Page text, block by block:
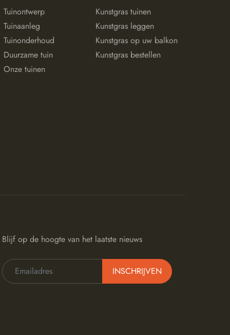
Tuinontwerp
Tuinaanleg
Tuinonderhoud
Duurzame tuin
Onze tuinen
Kunstgras tuinen
Kunstgras leggen
Kunstgras op uw balkon
Kunstgras bestellen
Blijf op de hoogte van het laatste nieuws
INSCHRIJVEN